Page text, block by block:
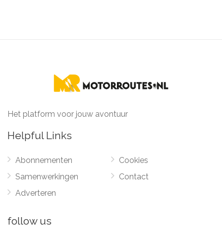
Het platform voor jouw avontuur
Helpful Links
Abonnementen
Samenwerkingen
Adverteren
Cookies
Contact
follow us